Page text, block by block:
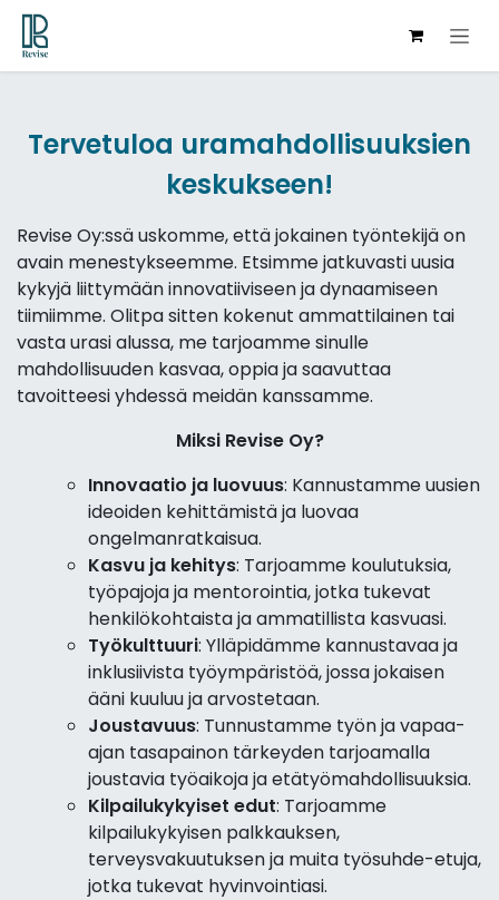
Hoppa till innehåll
Tervetuloa uramahdollisuuksien
keskukseen!
Revise Oy:ssä uskomme, että jokainen työntekijä on
avain menestykseemme. Etsimme jatkuvasti uusia
kykyjä liittymään innovatiiviseen ja dynaamiseen
tiimiimme. Olitpa sitten kokenut ammattilainen tai
vasta urasi alussa, me tarjoamme sinulle
mahdollisuuden kasvaa, oppia ja saavuttaa
tavoitteesi yhdessä meidän kanssamme.
Miksi Revise Oy?
Innovaatio ja luovuus: Kannustamme uusien
ideoiden kehittämistä ja luovaa
ongelmanratkaisua.
Kasvu ja kehitys: Tarjoamme koulutuksia,
työpajoja ja mentorointia, jotka tukevat
henkilökohtaista ja ammatillista kasvuasi.
Työkulttuuri: Ylläpidämme kannustavaa ja
inklusiivista työympäristöä, jossa jokaisen
ääni kuuluu ja arvostetaan.
Joustavuus: Tunnustamme työn ja vapaa-
ajan tasapainon tärkeyden tarjoamalla
joustavia työaikoja ja etätyömahdollisuuksia.
Kilpailukykyiset edut: Tarjoamme
kilpailukykyisen palkkauksen,
terveysvakuutuksen ja muita työsuhde-etuja,
jotka tukevat hyvinvointiasi.